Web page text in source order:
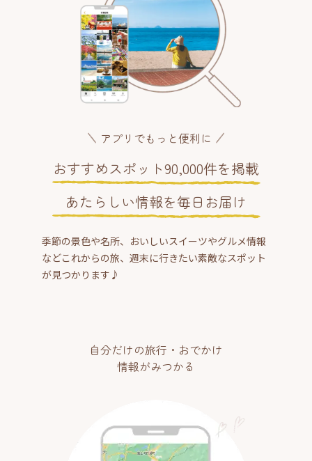
アプリでもっと便利に
おすすめスポット90,000件を掲載
あたらしい情報を毎日お届け
季節の景色や名所、おいしいスイーツやグルメ情報
などこれからの旅、週末に行きたい素敵なスポット
が見つかります♪
自分だけの旅行・おでかけ
情報がみつかる